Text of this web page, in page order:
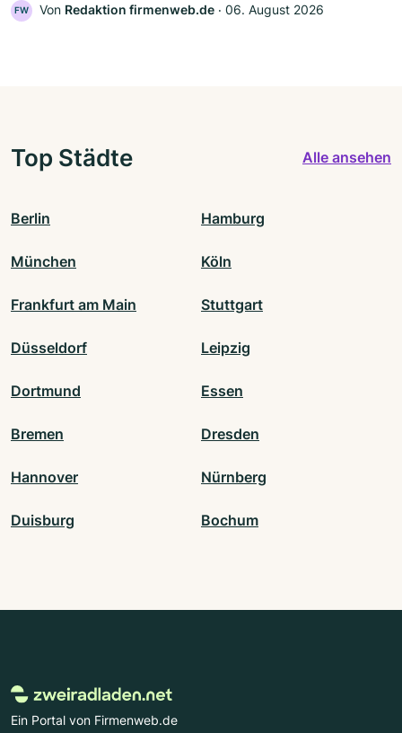
FW Von Redaktion firmenweb.de ‧ 06. August 2026
Top Städte Alle ansehen
Berlin Hamburg
München Köln
Frankfurt am Main Stuttgart
Düsseldorf Leipzig
Dortmund Essen
Bremen Dresden
Hannover Nürnberg
Duisburg Bochum
Ein Portal von Firmenweb.de